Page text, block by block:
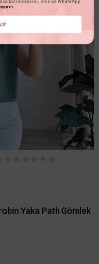
Yaka Patlı Gömlek
korunmasını, sms ve WhatsApp